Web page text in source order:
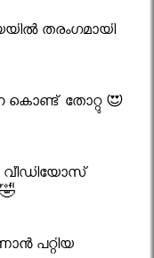
തരംഗമായി
കൊണ്ട് തോറ്റു 😍
വീഡിയോസ്
പറ്റിയ